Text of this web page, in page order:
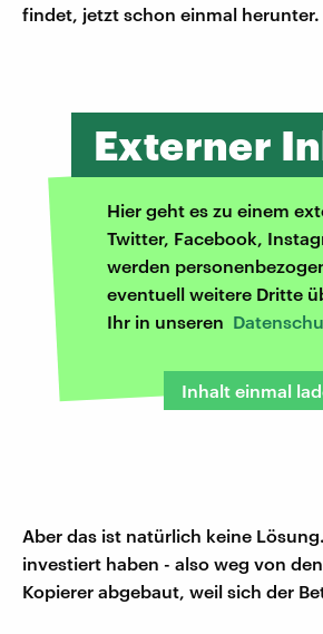
findet, jetzt schon einmal
Externer
Hier geht es zu einem
Twitter, Facebook,
werden
eventuell weitere Dritte
Ihr in unseren
Inhalt einmal
Aber das ist natürlich keine
investiert haben - also weg von
Kopierer abgebaut, weil sich der